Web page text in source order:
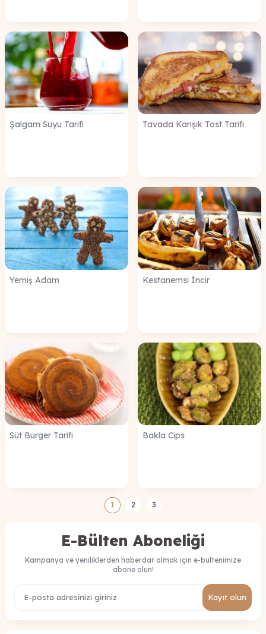
Şalgam Suyu Tarifi Tavada Karışık Tost Tarifi
Yemiş Adam Kestanemsi İncir
Süt Burger Tarifi Bakla Cips
1 2 3
E-Bülten Aboneliği
Kampanya ve yeniliklerden haberdar olmak için e-bültenimize
abone olun!
Kayıt olun